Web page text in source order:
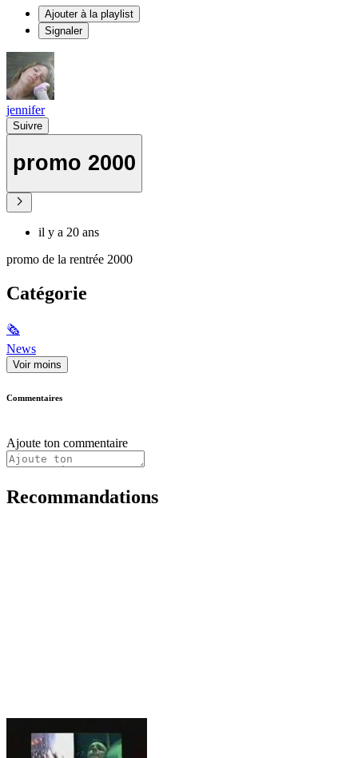
Ajouter à la playlist
Signaler
jennifer
Suivre
promo 2000
il y a 20 ans
promo de la rentrée 2000
Catégorie
🗞
News
Voir moins
Commentaires
Ajoute ton commentaire
Recommandations